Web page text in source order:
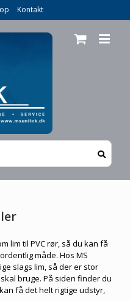
Kontakt
lim til PVC rør, så du kan få
måde. Hos MS
slags lim, så der er stor
bruge. På siden finder du
få det helt rigtige udstyr,